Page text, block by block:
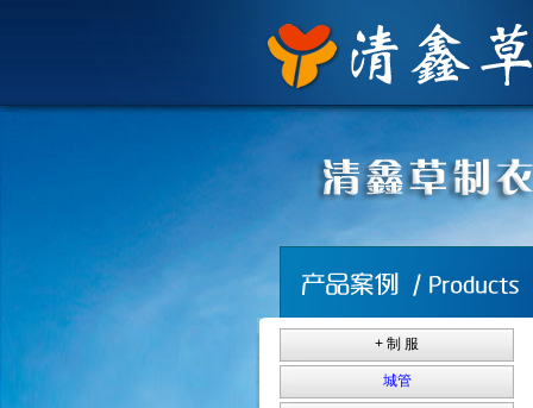
+ 制 服
城管